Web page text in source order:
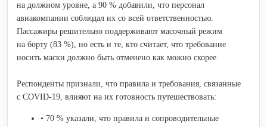
на должном уровне, а 90 % добавили, что персонал
авиакомпании соблюдал их со всей ответственностью.
Пассажиры решительно поддерживают масочный режим
на борту (83 %), но есть и те, кто считает, что требование
носить маски должно быть отменено как можно скорее.
Респонденты признали, что правила и требования, связанные
с COVID-19, влияют на их готовность путешествовать:
• 70 % указали, что правила и сопроводительные